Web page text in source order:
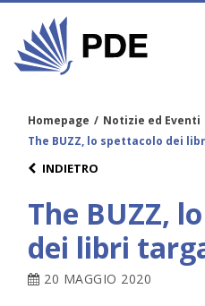
Homepage / Notizie ed Eventi
The BUZZ, lo spettacolo dei
INDIETRO
The BUZZ,
dei libri
20 MAGGIO 2020